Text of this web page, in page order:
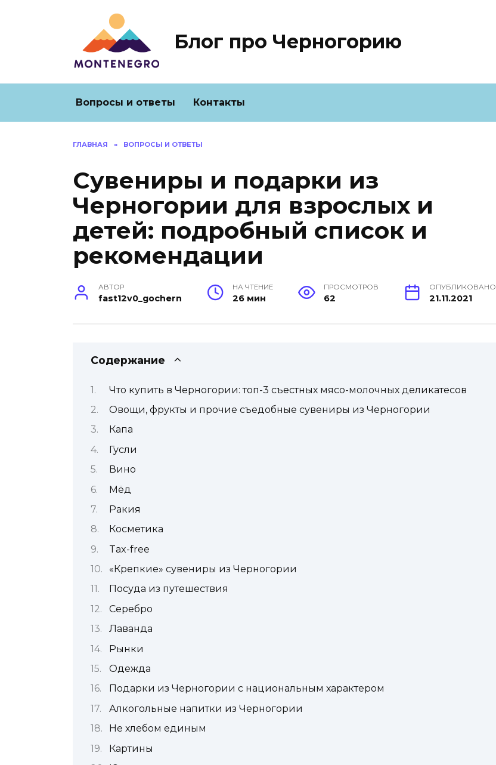
Блог про Черногорию
Вопросы и ответы Контакты
ГЛАВНАЯ » ВОПРОСЫ И ОТВЕТЫ
Сувениры и подарки из
Черногории для взрослых и
детей: подробный список и
рекомендации
АВТОР
fast12v0_gochern
НА ЧТЕНИЕ
26 мин
ПРОСМОТРОВ
62
ОПУБЛИКОВАНО
21.11.2021
Содержание
Что купить в Черногории: топ-3 съестных мясо-молочных деликатесов
Овощи, фрукты и прочие съедобные сувениры из Черногории
Капа
Гусли
Вино
Мёд
Ракия
Косметика
Tax-free
«Крепкие» сувениры из Черногории
Посуда из путешествия
Серебро
Лаванда
Рынки
Одежда
Подарки из Черногории с национальным характером
Алкогольные напитки из Черногории
Не хлебом единым
Картины